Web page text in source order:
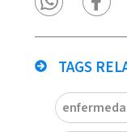
TAGS